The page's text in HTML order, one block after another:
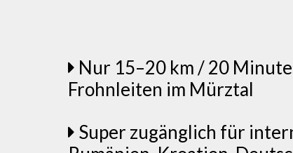
Nur 15–20 km / 20
Frohnleiten im Mürztal
Super zugänglich für